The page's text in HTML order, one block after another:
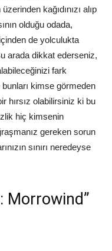
kağıdınızı alıp
olduğu odada,
de yolculukta
arada dikkat ederseniz,
fark
kimse görmeden
hırsız olabilirsiniz ki bu
hiç kimsenin
gereken sorun
sınırı neredeyse
Morrowind”